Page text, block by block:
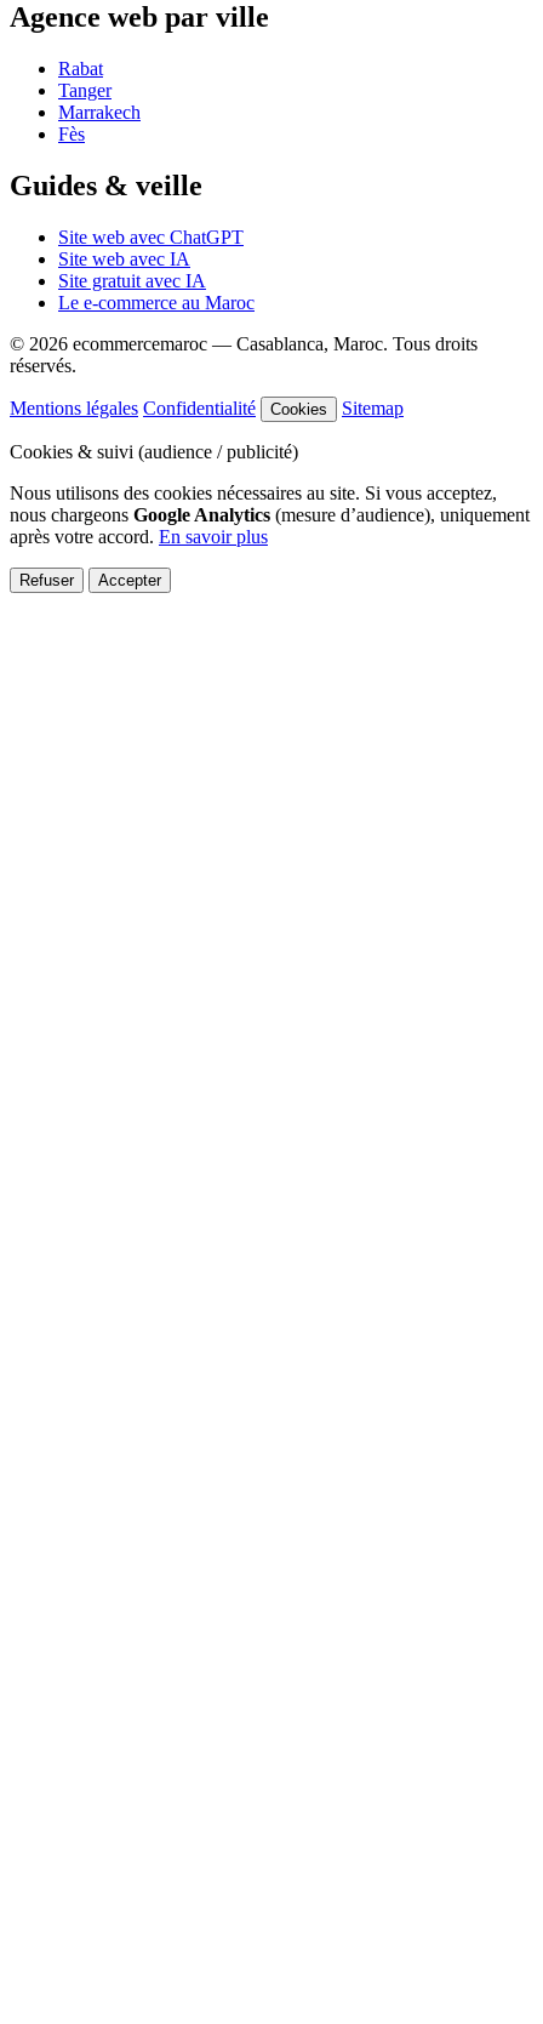
Agence web par ville
Rabat
Tanger
Marrakech
Fès
Guides & veille
Site web avec ChatGPT
Site web avec IA
Site gratuit avec IA
Le e-commerce au Maroc
© 2026 ecommercemaroc — Casablanca, Maroc. Tous droits
réservés.
Mentions légales Confidentialité Cookies Sitemap
Cookies & suivi (audience / publicité)
Nous utilisons des cookies nécessaires au site. Si vous acceptez,
nous chargeons Google Analytics (mesure d’audience), uniquement
après votre accord. En savoir plus
Refuser Accepter